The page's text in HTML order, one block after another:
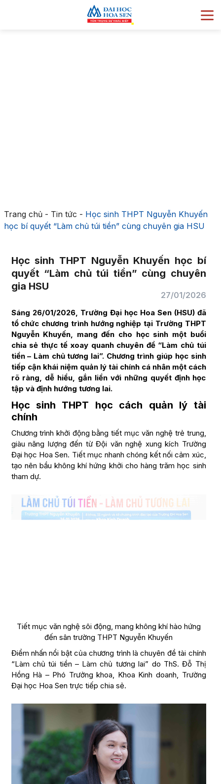
Trang chủ- Tin tức - Học sinh THPT Nguyễn Khuyến
học bí quyết “Làm chủ túi tiền” cùng chuyên gia HSU
Học sinh THPT Nguyễn Khuyến học bí
quyết “Làm chủ túi tiền” cùng chuyên
gia HSU
27/01/2026
Sáng 26/01/2026, Trường Đại học Hoa Sen (HSU) đã
tổ chức chương trình hướng nghiệp tại Trường THPT
Nguyễn Khuyến, mang đến cho học sinh một buổi
chia sẻ thực tế xoay quanh chuyên đề “Làm chủ túi
tiền – Làm chủ tương lai”. Chương trình giúp học sinh
tiếp cận khái niệm quản lý tài chính cá nhân một cách
rõ ràng, dễ hiểu, gắn liền với những quyết định học
tập và định hướng tương lai.
Học sinh THPT học cách quản lý tài
chính
Chương trình khởi động bằng tiết mục văn nghệ trẻ trung,
giàu năng lượng đến từ Đội văn nghệ xung kích Trường
Đại học Hoa Sen. Tiết mục nhanh chóng kết nối cảm xúc,
tạo nên bầu không khí hứng khởi cho hàng trăm học sinh
tham dự.
Tiết mục văn nghệ sôi động, mang không khí hào hứng
đến sân trường THPT Nguyễn Khuyến
Điểm nhấn nổi bật của chương trình là chuyên đề tài chính
“Làm chủ túi tiền – Làm chủ tương lai” do ThS. Đỗ Thị
Hồng Hà – Phó Trưởng khoa, Khoa Kinh doanh, Trường
Đại học Hoa Sen trực tiếp chia sẻ.